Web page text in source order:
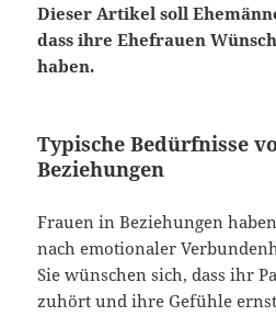
Dieser Artikel soll
dass ihre Ehefrauen
haben.
Typische Bedürfnisse
Beziehungen
Frauen in Beziehungen
nach emotionaler
Sie wünschen sich, dass ihr
zuhört und ihre Gefühle